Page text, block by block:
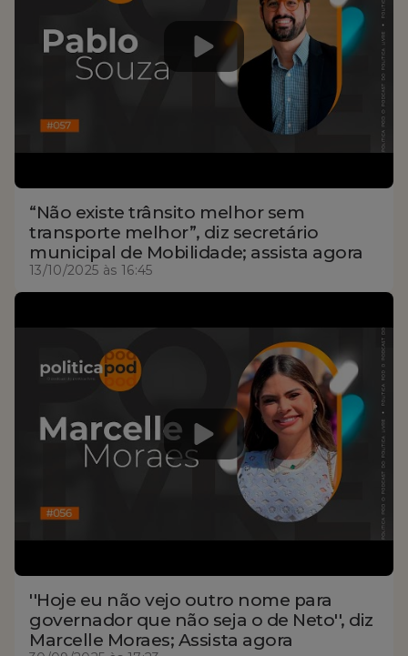
“Não existe trânsito melhor sem
transporte melhor”, diz secretário
municipal de Mobilidade; assista agora
13/10/2025 às 16:45
''Hoje eu não vejo outro nome para
governador que não seja o de Neto'', diz
Marcelle Moraes; Assista agora